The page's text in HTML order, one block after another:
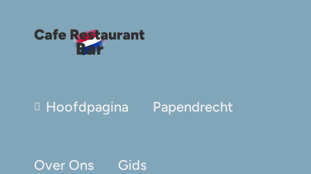
Hoofdpagina Papendrecht
Over Ons Gids